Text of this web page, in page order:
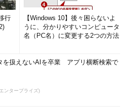
行
【Windows 10】後々困らないよ
うに、分かりやすいコンピュータ
名（PC名）に変更する2つの方法
を扱えないAIを卒業 アプリ横断検索で
ンタープライズ)